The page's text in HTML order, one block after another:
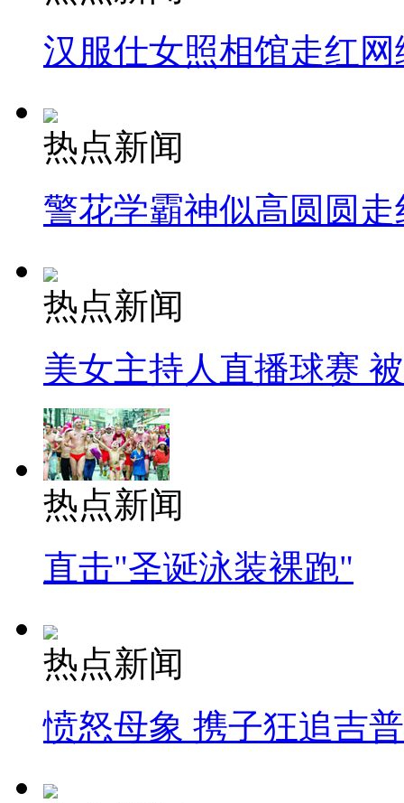
汉服仕女照相馆走红网
热点新闻
警花学霸神似高圆圆走
热点新闻
美女主持人直播球赛
热点新闻
直击"圣诞泳装裸跑"
热点新闻
愤怒母象 携子狂追吉